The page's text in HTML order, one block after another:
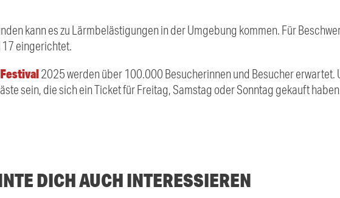
kann es zu Lärmbelästigungen in der Umgebung kommen. Für
eingerichtet.
2025 werden über 100.000 Besucherinnen und Besucher erwartet.
sein, die sich ein Ticket für Freitag, Samstag oder Sonntag gekauft
DICH AUCH INTERESSIEREN